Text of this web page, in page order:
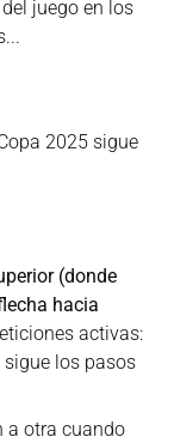
juego en los
2025 sigue
(donde
hacia
activas:
sigue los pasos
a otra cuando